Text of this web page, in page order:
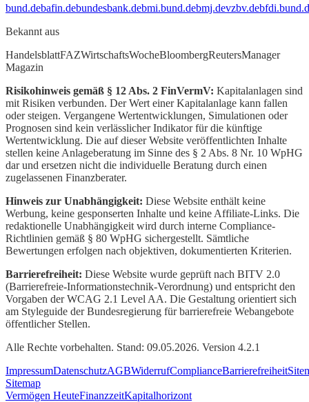
bund.debafin.debundesbank.debmi.bund.debmj.devzbv.de
Bekannt aus
HandelsblattFAZWirtschaftsWocheBloombergReutersManager
Magazin
Risikohinweis gemäß § 12 Abs. 2 FinVermV: Kapitalanlagen sind
mit Risiken verbunden. Der Wert einer Kapitalanlage kann fallen
oder steigen. Vergangene Wertentwicklungen, Simulationen oder
Prognosen sind kein verlässlicher Indikator für die künftige
Wertentwicklung. Die auf dieser Website veröffentlichten Inhalte
stellen keine Anlageberatung im Sinne des § 2 Abs. 8 Nr. 10 WpHG
dar und ersetzen nicht die individuelle Beratung durch einen
zugelassenen Finanzberater.
Hinweis zur Unabhängigkeit: Diese Website enthält keine
Werbung, keine gesponserten Inhalte und keine Affiliate-Links. Die
redaktionelle Unabhängigkeit wird durch interne Compliance-
Richtlinien gemäß § 80 WpHG sichergestellt. Sämtliche
Bewertungen erfolgen nach objektiven, dokumentierten Kriterien.
Barrierefreiheit: Diese Website wurde geprüft nach BITV 2.0
(Barrierefreie-Informationstechnik-Verordnung) und entspricht den
Vorgaben der WCAG 2.1 Level AA. Die Gestaltung orientiert sich
am Styleguide der Bundesregierung für barrierefreie Webangebote
öffentlicher Stellen.
Alle Rechte vorbehalten. Stand: 09.05.2026. Version 4.2.1
ImpressumDatenschutzAGBWiderrufComplianceBarrierefreiheit
Sitemap
Vermögen HeuteFinanzzeitKapitalhorizont